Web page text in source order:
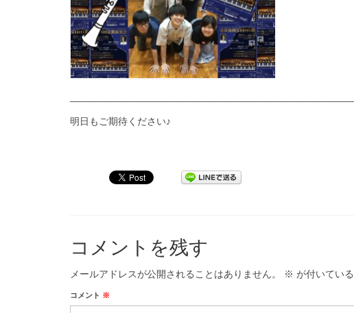
明日もご期待ください♪
コメントを残す
メールアドレスが公開されることはありません。 ※ が付いてい
コメント ※